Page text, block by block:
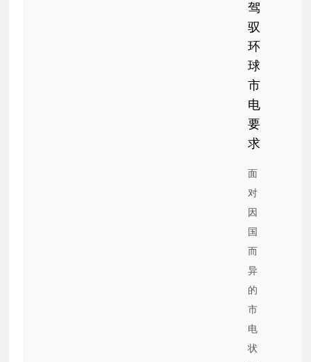
驾
驭
环
球
市
电
要
求
面
对
因
国
而
异
的
市
电
状